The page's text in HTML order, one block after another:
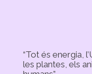
“Tot és energia,
les plantes, els